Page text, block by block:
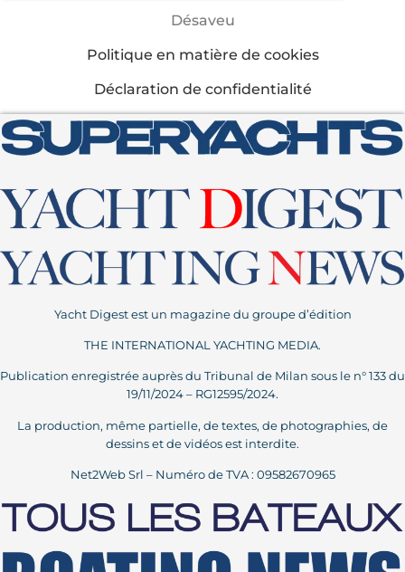
Désaveu
Politique en matière de cookies
Déclaration de confidentialité
Yacht Digest est un magazine du groupe d’édition
THE INTERNATIONAL YACHTING MEDIA.
Publication enregistrée auprès du Tribunal de Milan sous le n° 133 du
19/11/2024 – RG12595/2024.
La production, même partielle, de textes, de photographies, de
dessins et de vidéos est interdite.
Net2Web Srl – Numéro de TVA : 09582670965